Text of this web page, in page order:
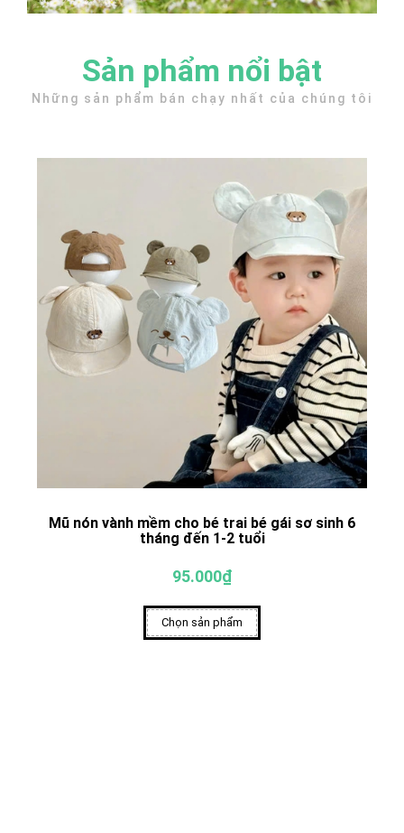
Sản phẩm nổi bật
Những sản phẩm bán chạy nhất của chúng tôi
Mũ nón vành mềm cho bé trai bé gái sơ sinh 6
tháng đến 1-2 tuổi
95.000₫
Chọn sản phẩm